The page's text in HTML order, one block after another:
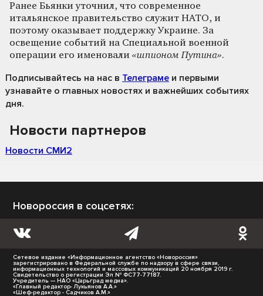
Ранее Бьянки уточнил, что современное
итальянское правительство служит НАТО, и
поэтому оказывает поддержку Украине. За
освещение событий на Специальной военной
операции его именовали «шпионом Путина».
Подписывайтесь на нас в Телеграме и первыми
узнавайте о главных новостях и важнейших событиях
дня.
Новости партнеров
Новости СМИ2
Новороссия в соцсетях:
Сетевое издание «Информационное агентство «Новороссия»
зарегистрировано в Федеральной службе по надзору в сфере связи,
информационных технологий и массовых коммуникаций 20 ноября 2019 г.
Свидетельство о регистрации Эл № ФС77-77187.
Учредитель — НАО «Царьград медиа».
«Главный редактор- Лукьянов А.А.»
«Шеф-редактор - Садчиков А.М.»